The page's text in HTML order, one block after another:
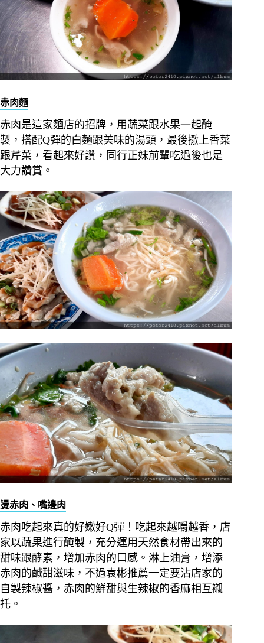
赤肉麵
赤肉是這家麵店的招牌，用蔬菜跟水果一起醃
製，搭配Q彈的白麵跟美味的湯頭，最後撒上香菜
跟芹菜，看起來好讚，同行正妹前輩吃過後也是
大力讚賞。
燙赤肉、嘴邊肉
赤肉吃起來真的好嫩好Q彈！吃起來越嚼越香，店
家以蔬果進行醃製，充分運用天然食材帶出來的
甜味跟酵素，增加赤肉的口感。淋上油膏，增添
赤肉的鹹甜滋味，不過袁彬推薦一定要沾店家的
自製辣椒醬，赤肉的鮮甜與生辣椒的香麻相互襯
托。